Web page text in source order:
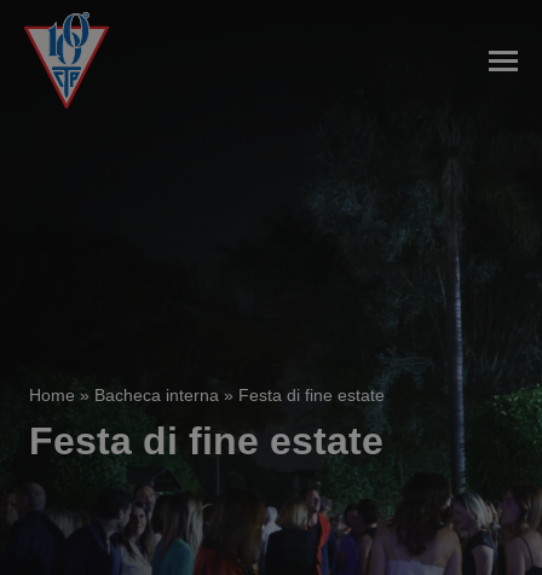
Home » Bacheca interna » Festa di fine estate
Festa di fine estate